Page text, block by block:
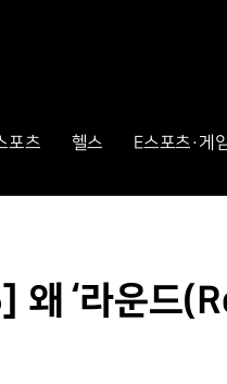
포츠 헬스 E스포츠·게
‘라운드